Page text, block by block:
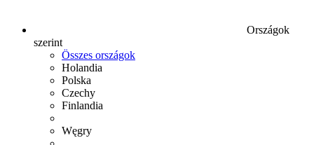
Országok
szerint
Összes országok
Holandia
Polska
Czechy
Finlandia
Węgry